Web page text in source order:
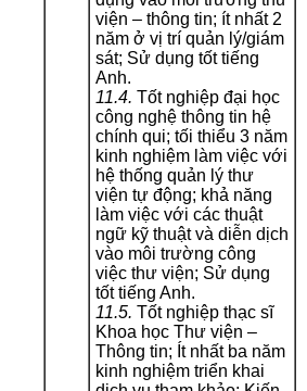
viện – thông tin; ít nhất 2
năm ở vị trí quản lý/giám
sát; Sử dụng tốt tiếng
Anh.
11.4. Tốt nghiệp đại học
công nghệ thông tin hệ
chính qui; tối thiểu 3 năm
kinh nghiệm làm việc với
hệ thống quản lý thư
viện tự động; khả năng
làm việc với các thuật
ngữ kỹ thuật và diễn dịch
vào môi trường công
việc thư viện; Sử dụng
tốt tiếng Anh.
11.5. Tốt nghiệp thạc sĩ
Khoa học Thư viện –
Thông tin; Ít nhất ba năm
kinh nghiệm triển khai